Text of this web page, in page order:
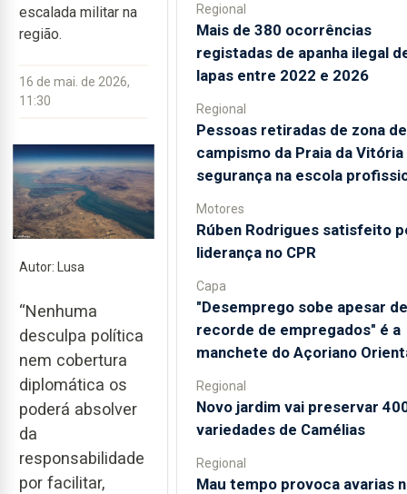
escalada militar na
região.
16 de mai. de 2026,
11:30
Autor: Lusa
“Nenhuma
desculpa política
nem cobertura
diplomática os
poderá absolver
da
responsabilidade
por facilitar,
Regional
Mais de 380 ocorrências
registadas de apanha ilegal
lapas entre 2022 e 2026
Regional
Pessoas retiradas de zona de
campismo da Praia da Vitória
segurança na escola
Motores
Rúben Rodrigues satisfeito
liderança no CPR
Capa
"Desemprego sobe apesar de
recorde de empregados" é a
manchete do Açoriano
Regional
Novo jardim vai preservar
variedades de Camélias
Regional
Mau tempo provoca avarias